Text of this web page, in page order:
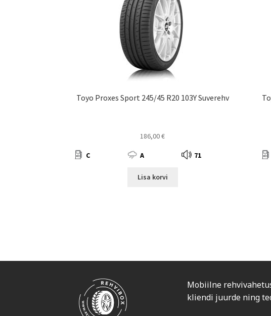
Toyo Proxes Sport 245/45 R20 103Y Suverehv
186,00€
C A 71
Lisa korvi
Mobiilne
kliendi juurde ning